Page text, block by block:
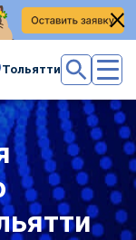
Тольятти